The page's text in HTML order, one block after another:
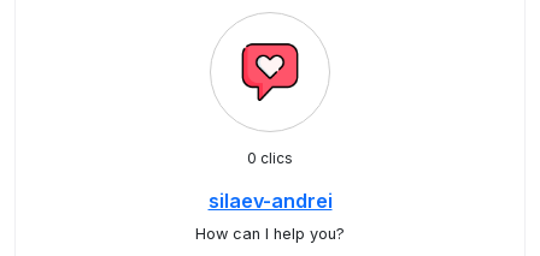
0 clics
silaev-andrei
How can I help you?